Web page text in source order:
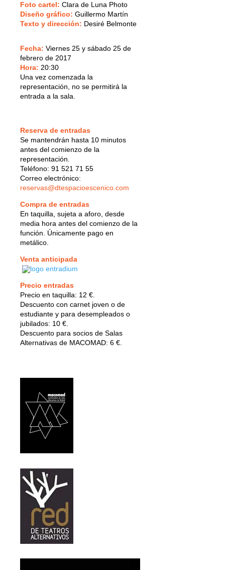
Foto cartel: Clara de Luna Photo
Diseño gráfico: Guillermo Martín
Texto y dirección: Desiré Belmonte
Fecha: Viernes 25 y sábado 25 de
febrero de 2017
Hora: 20:30
Una vez comenzada la
representación, no se permitirá la
entrada a la sala.
Reserva de entradas
Se mantendrán hasta 10 minutos
antes del comienzo de la
representación.
Teléfono: 91 521 71 55
Correo electrónico:
reservas@dtespacioescenico.com
Compra de entradas
En taquilla, sujeta a aforo, desde
media hora antes del comienzo de la
función. Únicamente pago en
metálico.
Venta anticipada
Precio entradas
Precio en taquilla: 12 €.
Descuento con carnet joven o de
estudiante y para desempleados o
jubilados: 10 €.
Descuento para socios de Salas
Alternativas de MACOMAD: 6 €.